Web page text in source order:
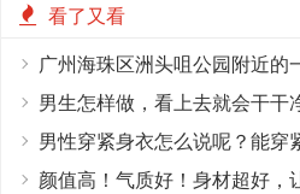
看了又看
广州海珠区洲头咀公园附近的
男生怎样做，看上去就会干干
男性穿紧身衣怎么说呢？能穿
这4个条件
颜值高！气质好！身材超好，